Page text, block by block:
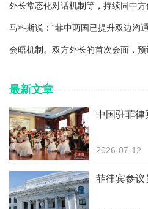
外长常态化对话机制等，持续同中方
马科斯说：“菲中两国已提升双边沟
会晤机制。双方外长的首次会面，
最新文章
中国驻菲律
2026-07-12
菲律宾参议